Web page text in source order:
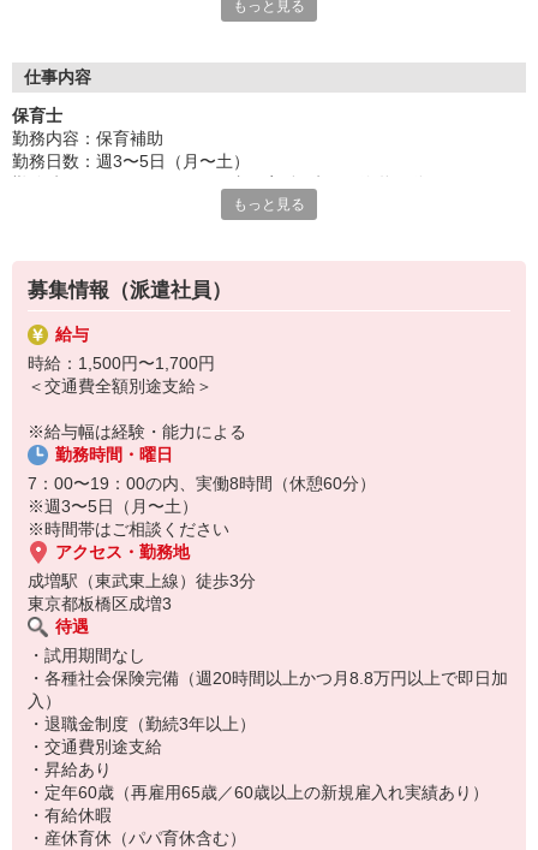
保育専門の人材サービスをしているからこそ、豊富な求人情報を
「短時間で探してる」「いずれ正職員になりたい！」
ネ！
もっと見る
仕事内容
保育士
勤務内容：保育補助
勤務日数：週3〜5日（月〜土）
・職員同士の引継ぎ
・子ども達の見守り
・環境整備（保育室の掃除など）
・着替えのサポート
・簡単な保護者対応
0〜2才中心の認証保育園です。
保育環境も綺麗で、各保育室もゆったり！
書類は連絡帳・日誌程度の予定です。
勤務時間内でできる業務をお願いします。
もっと見る
募集情報（派遣社員）
給与
時給：1,500円〜1,700円
＜交通費全額別途支給＞
※給与幅は経験・能力による
勤務時間・曜日
7：00〜19：00の内、実働8時間（休憩60分）
※週3〜5日（月〜土）
※時間帯はご相談ください
アクセス・勤務地
成増駅（東武東上線）徒歩3分
東京都板橋区成増3
待遇
・試用期間なし
・各種社会保険完備（週20時間以上かつ月8.8万円以上で即日加
入）
・退職金制度（勤続3年以上）
・交通費別途支給
・昇給あり
・定年60歳（再雇用65歳／60歳以上の新規雇入れ実績あり）
・有給休暇
・産休育休（パパ育休含む）